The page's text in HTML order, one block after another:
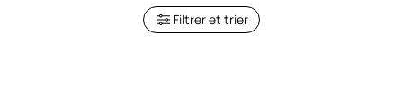
Filtrer et trier